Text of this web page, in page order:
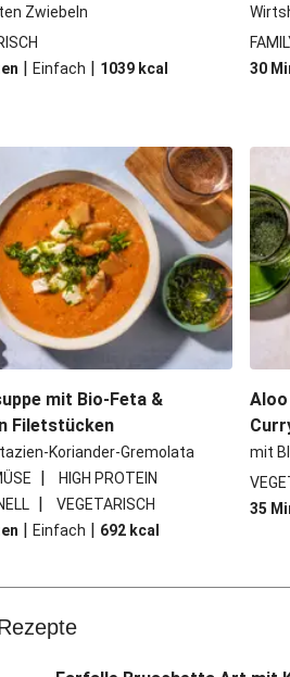
Zwiebeln
| Einfach | 1039 kcal
30
mit Bio-Feta &
Filetstücken
Koriander-Gremolata
| HIGH PROTEIN
|
VEGETARISCH
| Einfach | 692 kcal
mit
35